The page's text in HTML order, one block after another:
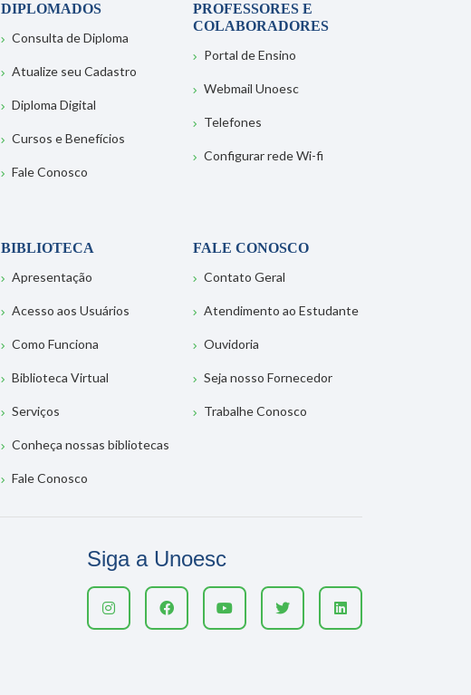
DIPLOMADOS
Consulta de Diploma
Atualize seu Cadastro
Diploma Digital
Cursos e Benefícios
Fale Conosco
PROFESSORES E
COLABORADORES
Portal de Ensino
Webmail Unoesc
Telefones
Configurar rede Wi-fi
BIBLIOTECA
Apresentação
Acesso aos Usuários
Como Funciona
Biblioteca Virtual
Serviços
Conheça nossas bibliotecas
Fale Conosco
FALE CONOSCO
Contato Geral
Atendimento ao Estudante
Ouvidoria
Seja nosso Fornecedor
Trabalhe Conosco
Siga a Unoesc